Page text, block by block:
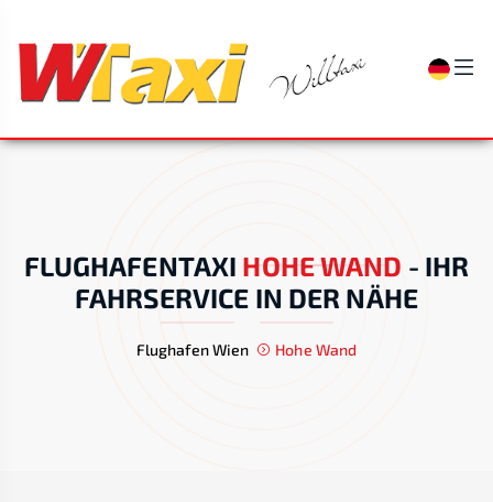
FLUGHAFENTAXI HOHE WAND - IHR
FAHRSERVICE IN DER NÄHE
Flughafen Wien Hohe Wand